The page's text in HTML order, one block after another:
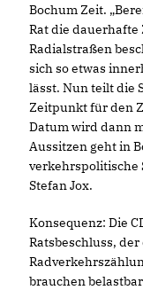
Bochum Zeit.
Rat die dauerhafte
Radialstraßen
sich so etwas
lässt. Nun teilt die
Zeitpunkt für den
Datum wird dann
Aussitzen geht in
verkehrspolitische
Stefan Jox.
Konsequenz: Die
Ratsbeschluss,
brauchen